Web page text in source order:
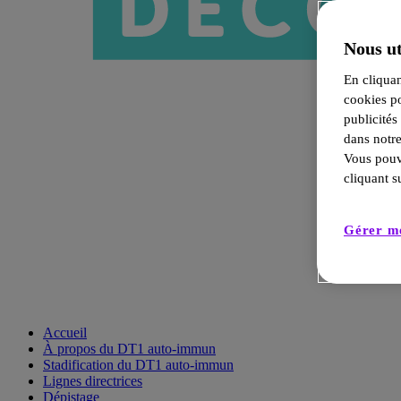
Accueil
À propos du DT1 auto-immun
Stadification du DT1 auto-immun
Lignes directrices
Dépistage
Nous
En
cookies
publicités
dans
Vous
cliquant
Gérer